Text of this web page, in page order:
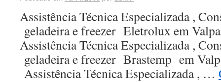
Assistência Técnica Especializada ,
geladeira e freezer Eletrolux em
Assistência Técnica Especializada ,
geladeira e freezer Brastemp em
Assistência Técnica Especializada , …